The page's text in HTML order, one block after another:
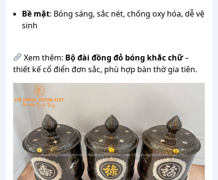
Bề mặt: Bóng sáng, sắc nét, chống oxy hóa, dễ vệ
sinh
Xem thêm: Bộ đài đồng đỏ bóng khắc chữ–
thiết kế cổ điển đơn sắc, phù hợp bàn thờ gia tiên.